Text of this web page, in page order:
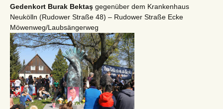
Gedenkort Burak Bektaş gegenüber dem Krankenhaus
Neukölln (Rudower Straße 48) – Rudower Straße Ecke
Möwenweg/Laubsängerweg